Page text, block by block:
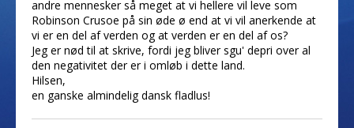
andre mennesker så meget at vi hellere vil leve som
Robinson Crusoe på sin øde ø end at vi vil anerkende at
vi er en del af verden og at verden er en del af os?
Jeg er nød til at skrive, fordi jeg bliver sgu' depri over al
den negativitet der er i omløb i dette land.
Hilsen,
en ganske almindelig dansk fladlus!